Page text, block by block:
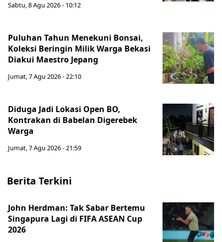
Sabtu, 8 Agu 2026 - 10:12
Puluhan Tahun Menekuni Bonsai,
Koleksi Beringin Milik Warga Bekasi
Diakui Maestro Jepang
Jumat, 7 Agu 2026 - 22:10
Diduga Jadi Lokasi Open BO,
Kontrakan di Babelan Digerebek
Warga
Jumat, 7 Agu 2026 - 21:59
Berita Terkini
John Herdman: Tak Sabar Bertemu
Singapura Lagi di FIFA ASEAN Cup
2026